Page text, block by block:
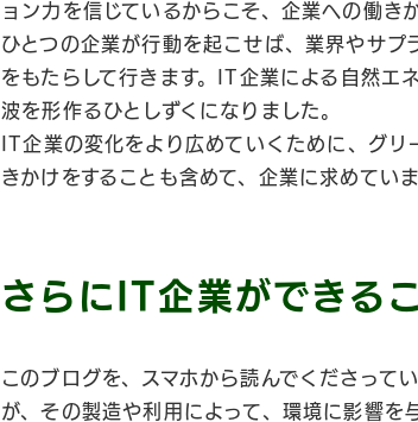
ョン力を信じているからこそ、企業への働き
ひとつの企業が行動を起こせば、業界やサプ
をもたらして行きます。IT企業による自然
波を形作るひとしずくになりました。
IT企業の変化をより広めていくために、グ
きかけをすることも含めて、企業に求めていま
さらにIT企業ができる
このブログを、スマホから読んでくださって
が、その製造や利用によって、環境に影響を